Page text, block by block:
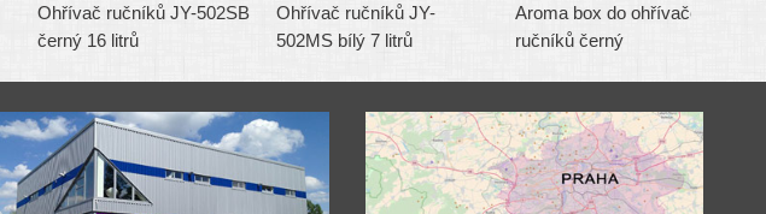
Ohřívač ručníků JY-502SB
černý 16 litrů
Ohřívač ručníků JY-
502MS bílý 7 litrů
Aroma box do ohřívače
ručníků černý